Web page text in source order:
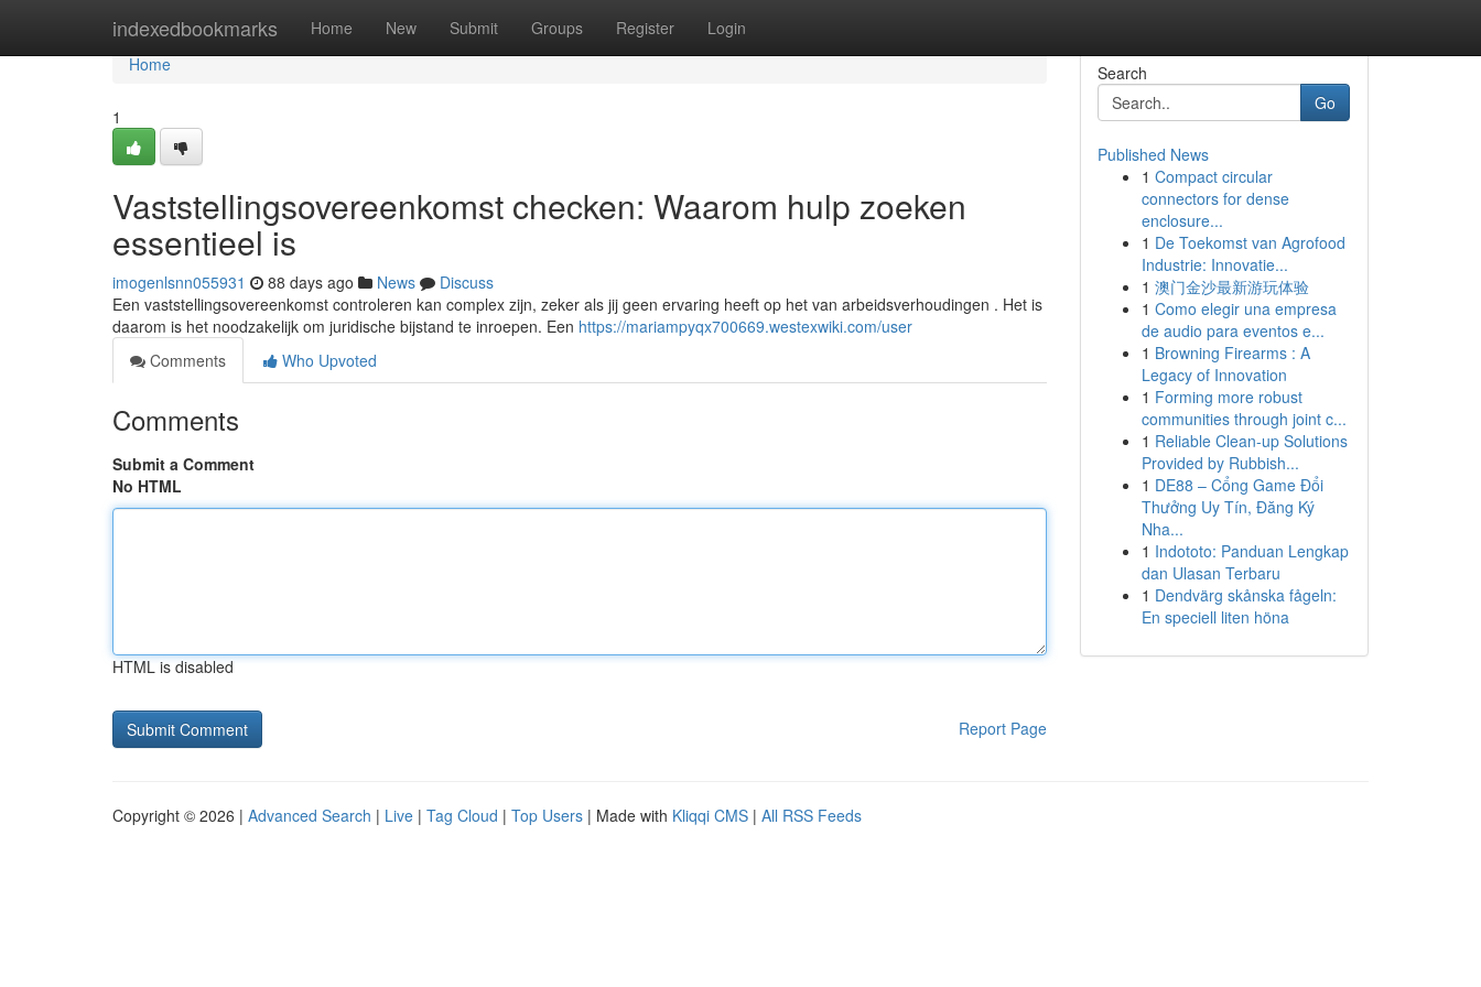
indexedbookmarks Home New Submit Groups Register Login
Home
Home
1
Vaststellingsovereenkomst checken: Waarom hulp zoeken
essentieel is
imogenlsnn055931 88 days ago News
Discuss
Een vaststellingsovereenkomst controleren kan complex zijn, zeker als jij geen ervaring heeft op het van arbeidsverhoudingen . Het is
daarom is het noodzakelijk om juridische bijstand te inroepen. Een https://mariampyqx700669.westexwiki.com/user
Comments
Who Upvoted
Comments
Submit a Comment
No HTML
HTML is disabled
Report Page
Search
Go
Published News
1 Compact circular
connectors for dense
enclosure...
1 De Toekomst van Agrofood
Industrie: Innovatie...
1 澳门金沙最新游玩体验
1 Como elegir una empresa
de audio para eventos e...
1 Browning Firearms : A
Legacy of Innovation
1 Forming more robust
communities through joint c...
1 Reliable Clean-up Solutions
Provided by Rubbish...
1 DE88 – Cổng Game Đổi
Thưởng Uy Tín, Đăng Ký
Nha...
1 Indototo: Panduan Lengkap
dan Ulasan Terbaru
1 Dendvärg skånska fågeln:
En speciell liten höna
Copyright © 2026 | Advanced Search | Live | Tag Cloud | Top Users | Made with Kliqqi CMS | All RSS Feeds